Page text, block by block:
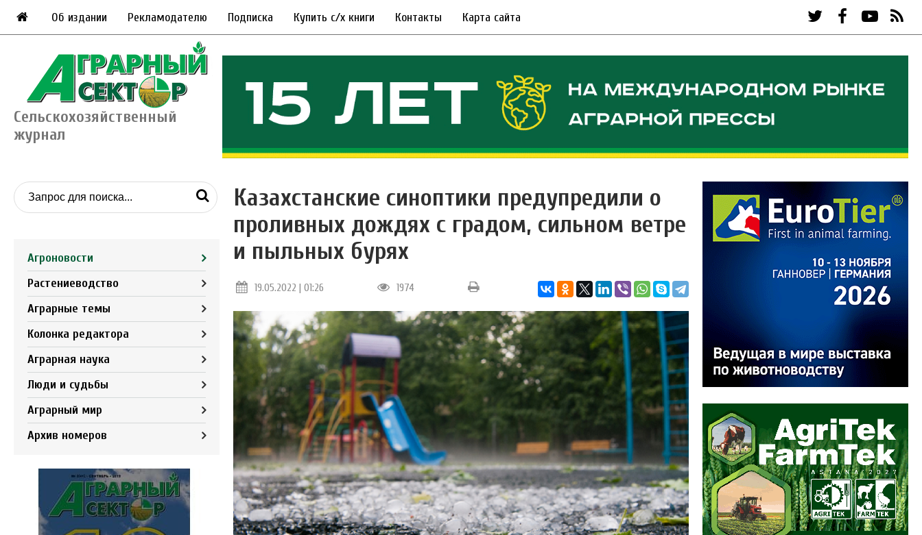
Об издании Рекламодателю Подписка Купить с/х книги Контакты Карта сайта
Сельскохозяйственный
журнал
Агроновости
Растениеводство
Аграрные темы
Колонка редактора
Аграрная наука
Люди и судьбы
Аграрный мир
Архив номеров
Казахстанские синоптики предупредили о
проливных дождях с градом, сильном ветре
и пыльных бурях
19.05.2022 | 01:26 1974